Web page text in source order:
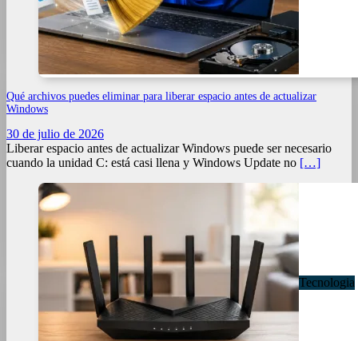
Qué archivos puedes eliminar para liberar espacio antes de actualizar
Windows
30 de julio de 2026
Liberar espacio antes de actualizar Windows puede ser necesario
cuando la unidad C: está casi llena y Windows Update no […]
Tecnologia